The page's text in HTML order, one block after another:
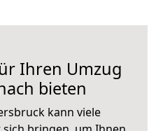
Ihren Umzug
bieten
kann viele